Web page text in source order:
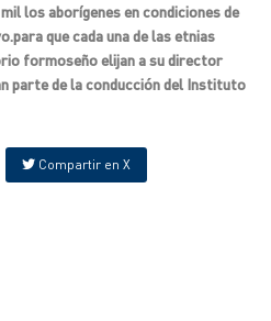
los aborígenes en condiciones de
que cada una de las etnias
formoseño elijan a su director
parte de la conducción del Instituto
Compartir en X